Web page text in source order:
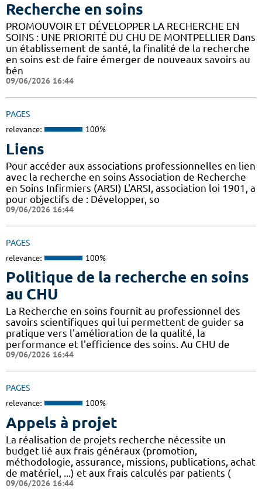
Recherche en soins
PROMOUVOIR ET DÉVELOPPER LA RECHERCHE EN
SOINS : UNE PRIORITÉ DU CHU DE MONTPELLIER Dans
un établissement de santé, la finalité de la recherche
en soins est de faire émerger de nouveaux savoirs au
bén
09/06/2026 16:44
PAGES
relevance: 100%
Liens
Pour accéder aux associations professionnelles en lien
avec la recherche en soins Association de Recherche
en Soins Infirmiers (ARSI) L'ARSI, association loi 1901, a
pour objectifs de : Développer, so
09/06/2026 16:44
PAGES
relevance: 100%
Politique de la recherche en soins
au CHU
La Recherche en soins fournit au professionnel des
savoirs scientifiques qui lui permettent de guider sa
pratique vers l'amélioration de la qualité, la
performance et l'efficience des soins. Au CHU de
09/06/2026 16:44
PAGES
relevance: 100%
Appels à projet
La réalisation de projets recherche nécessite un
budget lié aux frais généraux (promotion,
méthodologie, assurance, missions, publications, achat
de matériel, ...) et aux frais calculés par patients (
09/06/2026 16:44